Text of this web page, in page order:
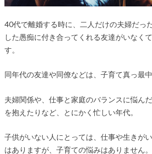
40代で離婚する時に、二人だけの夫婦だっ
した愚痴に付き合ってくれる友達がいなく
す。
同年代の友達や同僚などは、子育て真っ最中
夫婦関係や、仕事と家庭のバランスに悩ん
を抱えたりなど、とにかく忙しい年代。
子供がいない人にとっては、仕事や生きが
はありますが、子育ての悩みはありません。